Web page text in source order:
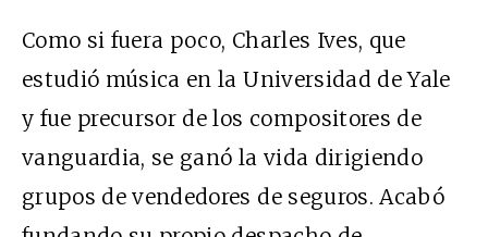
Como si fuera poco, Charles Ives, que
estudió música en la Universidad de Yale
y fue precursor de los compositores de
vanguardia, se ganó la vida dirigiendo
grupos de vendedores de seguros. Acabó